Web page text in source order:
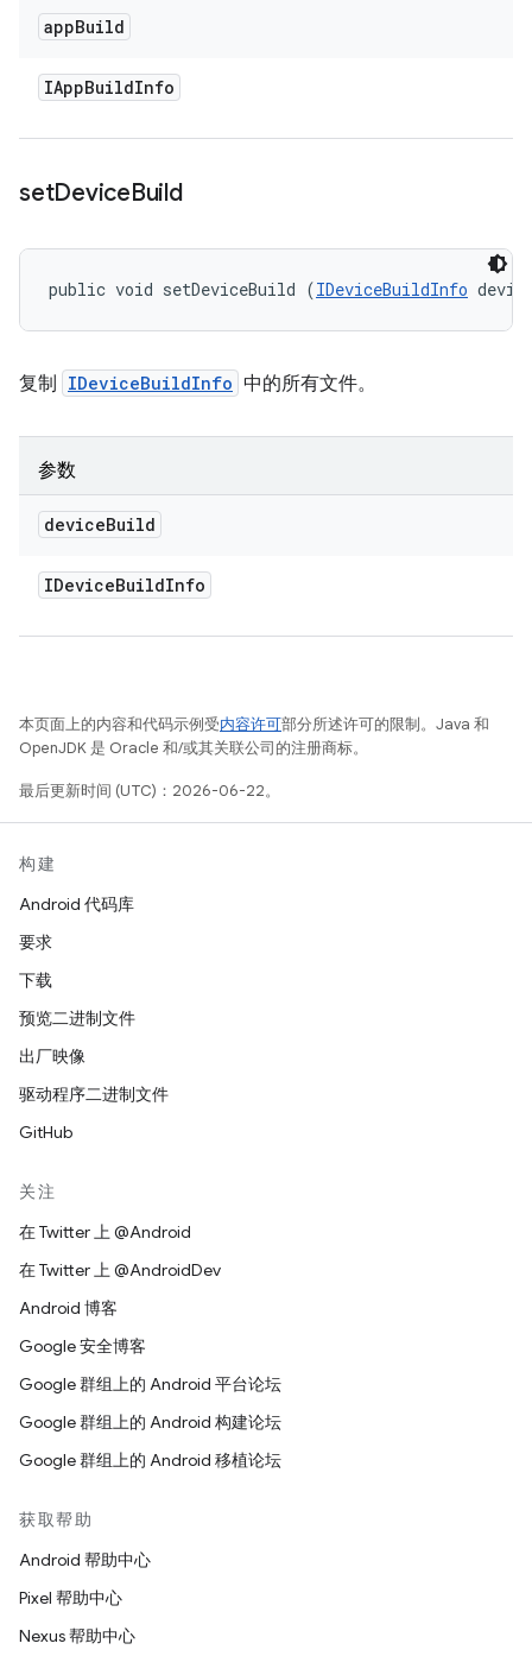
appBuild
IAppBuildInfo
setDeviceBuild
public void setDeviceBuild (IDeviceBuildInfo
复制 IDeviceBuildInfo 中的所有文件。
参数
deviceBuild
IDeviceBuildInfo
本页面上的内容和代码示例受内容许可部分所述许可的限制。Java 和
OpenJDK 是 Oracle 和/或其关联公司的注册商标。
最后更新时间 (UTC)：2026-06-22。
构建
Android 代码库
要求
下载
预览二进制文件
出厂映像
驱动程序二进制文件
GitHub
关注
在 Twitter 上 @Android
在 Twitter 上 @AndroidDev
Android 博客
Google 安全博客
Google 群组上的 Android 平台论坛
Google 群组上的 Android 构建论坛
Google 群组上的 Android 移植论坛
获取帮助
Android 帮助中心
Pixel 帮助中心
Nexus 帮助中心